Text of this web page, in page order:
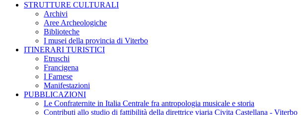
STRUTTURE CULTURALI
Archivi
Aree Archeologiche
Biblioteche
I musei della provincia di Viterbo
ITINERARI TURISTICI
Etruschi
Francigena
I Farnese
Manifestazioni
PUBBLICAZIONI
Le Confraternite in Italia Centrale fra antropologia musicale e storia
Contributi allo studio di fattibilità della direttrice viaria Civita Castellana - Viterbo